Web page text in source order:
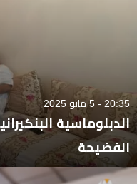
20:35 - 5 مايو 2025
الدبلوماسية
الفضيحة